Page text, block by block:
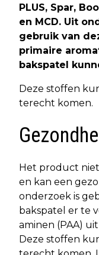
PLUS, Spar,
en MCD. Uit
gebruik van
primaire
bakspatel
Deze stoffen
terecht komen.
Het product
en kan een
onderzoek is
bakspatel er te
aminen (PAA)
Deze stoffen